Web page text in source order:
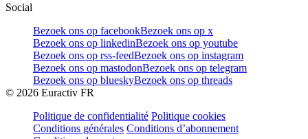
Social
Bezoek ons op facebookBezoek ons op x
Bezoek ons op linkedinBezoek ons op youtube
Bezoek ons op rss-feedBezoek ons op instagram
Bezoek ons op mastodonBezoek ons op telegram
Bezoek ons op blueskyBezoek ons op threads
© 2026 Euractiv FR
Politique de confidentialité Politique cookies
Conditions générales Conditions d’abonnement